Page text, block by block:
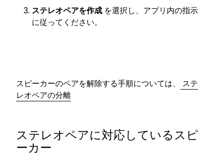
ステレオペアを作成 を選択し、アプリ内の指示
に従ってください。
スピーカーのペアを解除する手順については、
ステ
レオペアの分離
ステレオペアに対応しているスピ
ーカー